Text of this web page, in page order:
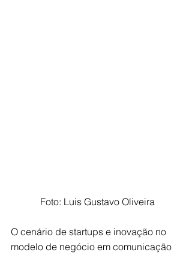
Foto: Luis Gustavo Oliveira
O cenário de startups e inovação no
modelo de negócio em comunicação